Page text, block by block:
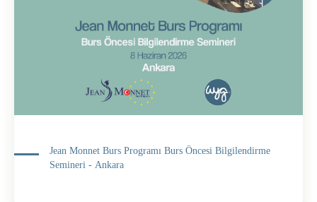
Jean Monnet Burs Programı Burs Öncesi Bilgilendirme
Semineri - Ankara